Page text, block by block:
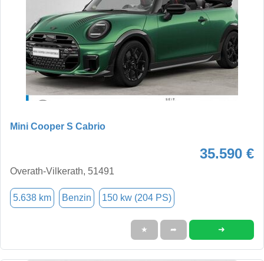
Mini Cooper S Cabrio
35.590 €
Overath-Vilkerath, 51491
5.638 km Benzin 150 kw (204 PS)
★ ➦ ➜